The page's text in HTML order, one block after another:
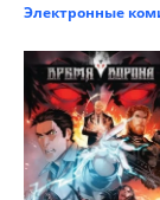
Электронные